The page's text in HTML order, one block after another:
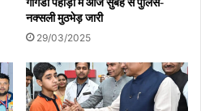
नक्सली मुठभेड़ जारी
29/03/2025